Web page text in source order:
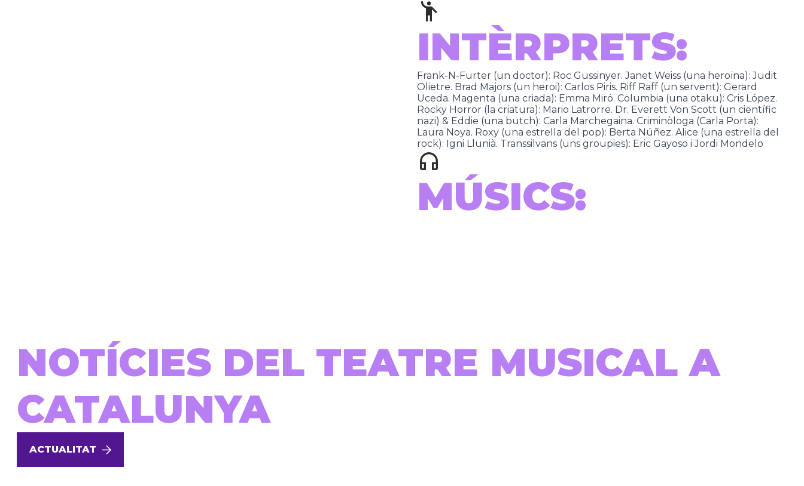
INTÈRPRETS:
Frank-N-Furter (un doctor): Roc Gussinyer. Janet Weiss (una heroïna): Judit
Olietre. Brad Majors (un heroi): Carlos Piris. Riff Raff (un servent): Gerard
Uceda. Magenta (una criada): Emma Miró. Columbia (una otaku): Cris López.
Rocky Horror (la criatura): Mario Latrorre. Dr. Everett Von Scott (un científic
nazi) & Eddie (una butch): Carla Marchegaina. Criminòloga (Carla Porta):
Laura Noya. Roxy (una estrella del pop): Berta Núñez. Alice (una estrella del
rock): Igni Llunià. Transsilvans (uns groupies): Eric Gayoso i Jordi Mondelo
MÚSICS:
NOTÍCIES DEL TEATRE MUSICAL A
CATALUNYA
ACTUALITAT